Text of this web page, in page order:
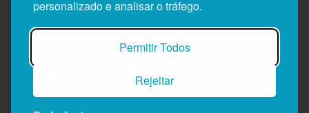
personalizado e analisar o tráfego.
Permitir Todos
Rejeitar
Edif. Lisboa Oriente | Av. Infante D. Henrique, n.º 333H, esc.
1800-282 Lisboa | Portugal